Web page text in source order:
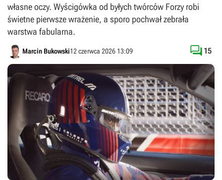
własne oczy. Wyścigówka od byłych twórców Forzy robi
świetne pierwsze wrażenie, a sporo pochwał zebrała
warstwa fabularna.
Marcin Bukowski12 czerwca 2026 13:09  15